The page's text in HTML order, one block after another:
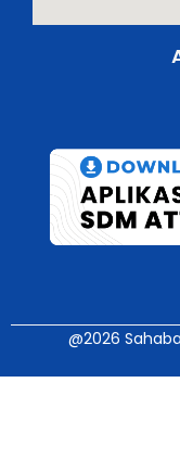
@2026